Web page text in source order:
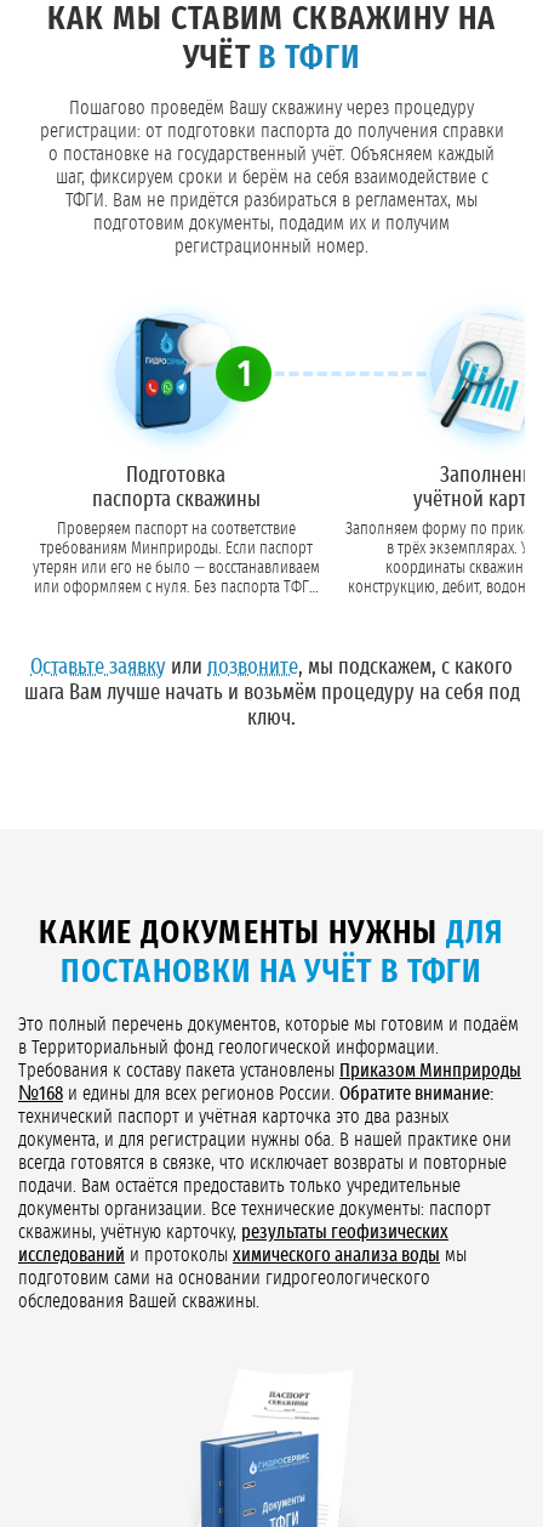
КАК МЫ СТАВИМ СКВАЖИНУ НА
УЧЁТ В ТФГИ
Пошагово проведём Вашу скважину через процедуру
регистрации: от подготовки паспорта до получения справки
о постановке на государственный учёт. Объясняем каждый
шаг, фиксируем сроки и берём на себя взаимодействие с
ТФГИ. Вам не придётся разбираться в регламентах, мы
подготовим документы, подадим их и получим
регистрационный номер.
1
Подготовка
паспорта скважины
Проверяем паспорт на соответствие
требованиям Минприроды. Если паспорт
утерян или его не было — восстанавливаем
или оформляем с нуля. Без паспорта ТФГИ
Заполнение
учётной
Заполняем форму по
в трёх экземплярах.
координаты скважины,
конструкцию, дебит,
Оставьте заявку или позвоните, мы подскажем, с какого
шага Вам лучше начать и возьмём процедуру на себя под
ключ.
КАКИЕ ДОКУМЕНТЫ НУЖНЫ ДЛЯ
ПОСТАНОВКИ НА УЧЁТ В ТФГИ
Это полный перечень документов, которые мы готовим и подаём
в Территориальный фонд геологической информации.
Требования к составу пакета установлены Приказом Минприроды
№168 и едины для всех регионов России. Обратите внимание:
технический паспорт и учётная карточка это два разных
документа, и для регистрации нужны оба. В нашей практике они
всегда готовятся в связке, что исключает возвраты и повторные
подачи. Вам остаётся предоставить только учредительные
документы организации. Все технические документы: паспорт
скважины, учётную карточку, результаты геофизических
исследований и протоколы химического анализа воды мы
подготовим сами на основании гидрогеологического
обследования Вашей скважины.